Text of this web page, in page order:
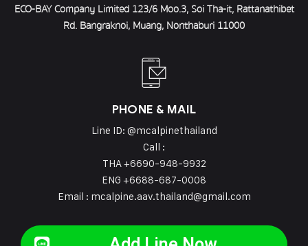
ECO-BAY Company Limited 123/6 Moo.3, Soi Tha-it, Rattanathibet
Rd. Bangraknoi, Muang, Nonthaburi 11000
PHONE & MAIL
Line ID: @mcalpinethailand
Call :
THA +6690-948-9932
ENG +6688-687-0008
Email : mcalpine.aav.thailand@gmail.com